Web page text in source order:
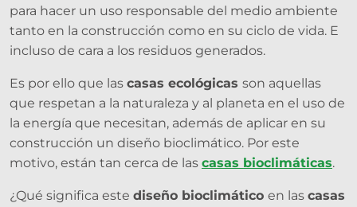
para hacer un uso responsable del medio ambiente
tanto en la construcción como en su ciclo de vida. E
incluso de cara a los residuos generados.
Es por ello que las casas ecológicas son aquellas
que respetan a la naturaleza y al planeta en el uso de
la energía que necesitan, además de aplicar en su
construcción un diseño bioclimático. Por este
motivo, están tan cerca de las casas bioclimáticas.
¿Qué significa este diseño bioclimático en las casas